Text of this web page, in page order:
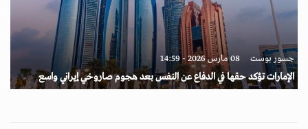
جسور بوست 08 مارس 2026 - 14:59
الإمارات تؤكد حقها في الدفاع عن النفس بعد هجوم صاروخي إيراني واسع